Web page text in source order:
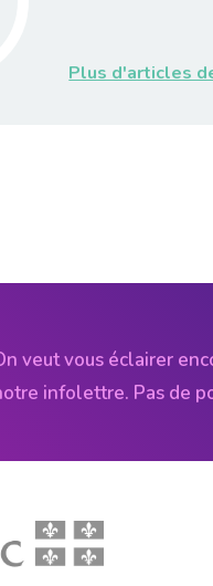
Plus d'articles
veut vous éclairer
infolettre. Pas de